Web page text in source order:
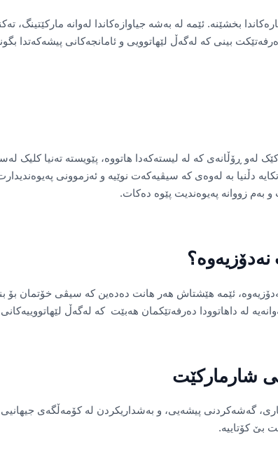
بخشێنە. ئێمە لە بەشە جیاوازەکاندا لەوانە مارکێتینگ،
بینی کە لەگەڵ لێهاتوویی و ئامانجەکانی پیشەکەتدا
لەو ڕۆڵانەی کە لە لیستەکەدا هاتووە، پێویستە تەنیا کلیک
دڵنیا بە لەوەی کە سیڤیەکەت نوێیە و ئەزموونی
و بەم زووانە پەیوەندیت پێوە دەکات.
نەدۆزیەوە؟
ئێمە هێشتاش هەر هانت دەدەین کە سیڤی خۆتمان بۆ
لە داهاتوودا دەرفەتێکمان هەبێت کە لەگەڵ
شارمارکێت
گەشەکردنی پیشەیی، و بەشداریکردن لە کۆمەڵگەی
بێ کۆتاییە.